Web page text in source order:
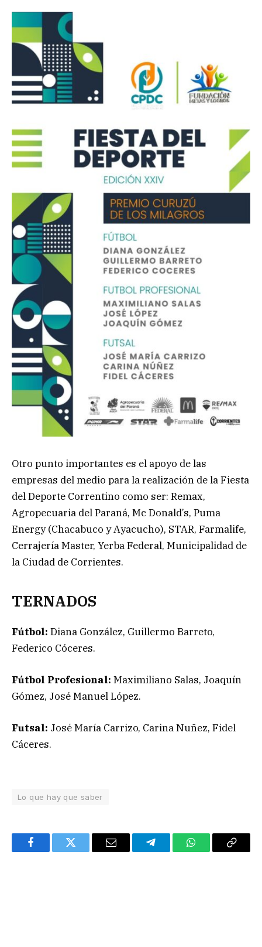
Otro punto importantes es el apoyo de las
empresas del medio para la realización de la Fiesta
del Deporte Correntino como ser: Remax,
Agropecuaria del Paraná, Mc Donald’s, Puma
Energy (Chacabuco y Ayacucho), STAR, Farmalife,
Cerrajería Master, Yerba Federal, Municipalidad de
la Ciudad de Corrientes.
TERNADOS
Fútbol: Diana González, Guillermo Barreto,
Federico Cóceres.
Fútbol Profesional: Maximiliano Salas, Joaquín
Gómez, José Manuel López.
Futsal: José María Carrizo, Carina Nuñez, Fidel
Cáceres.
Lo que hay que saber
FacebookTwitter Email TelegramWhatsAppCopy